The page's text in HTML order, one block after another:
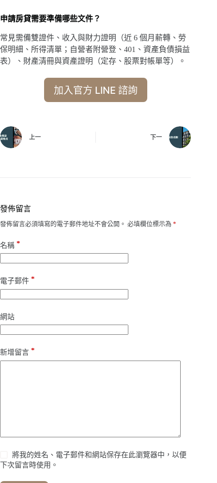
申請房貸需要準備哪些文件？
常見需備雙證件、收入與財力證明（近 6 個月薪轉、勞
保明細、所得清單；自營者附營登、401、資產負債損益
表）、財產清冊與資產證明（定存、股票對帳單等）。
加入官方 LINE 諮詢
上一 下一
發佈留言
發佈留言必須填寫的電子郵件地址不會公開。 必填欄位標示為 *
名稱 *
電子郵件 *
網站
新增留言 *
將我的姓名、電子郵件和網站保存在此瀏覽器中，以便
下次留言時使用。